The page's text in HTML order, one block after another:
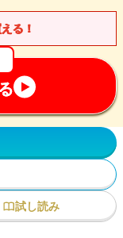
る！
試し読み